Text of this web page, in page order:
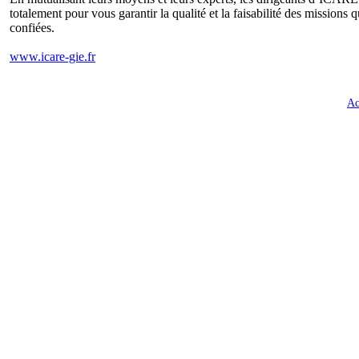
totalement pour vous garantir la qualité et la faisabilité des missions
confiées.
www.icare-gie.fr